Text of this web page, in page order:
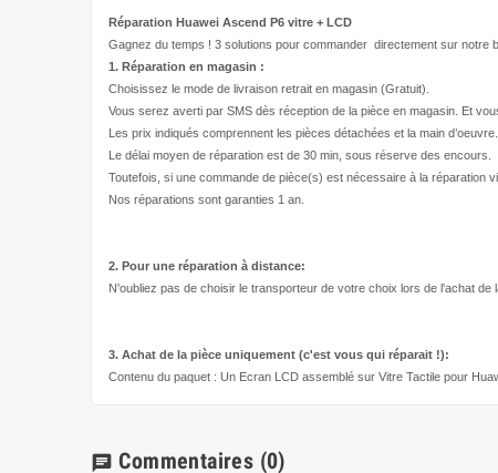
Réparation Huawei Ascend P6 vitre + LCD
Gagnez du temps ! 3 solutions pour commander directement sur notre
1. Réparation en magasin :
Choisissez le mode de livraison retrait en magasin (Gratuit).
Vous serez averti par SMS dès réception de la pièce en magasin. Et
Les prix indiqués comprennent les pièces détachées et la main d’oeuvre
Le délai moyen de réparation est de 30 min, sous réserve des encours.
Toutefois, si une commande de pièce(s) est nécessaire à la réparation
Nos réparations sont garanties 1 an.
2. Pour une réparation à distance:
N'oubliez pas de choisir le transporteur de votre choix lors de l'achat
3. Achat de la pièce uniquement (c'est vous qui réparait !):
Contenu du paquet : Un Ecran LCD assemblé sur Vitre Tactile pour
chat Commentaires (0)